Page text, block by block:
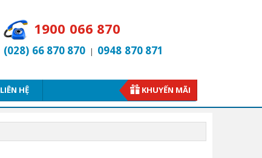
1900 066 870
(028) 66 870 870 | 0948 870 871
LIÊN HỆ KHUYẾN MÃI